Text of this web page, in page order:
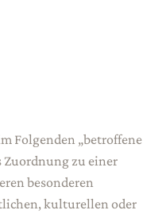
Folgenden „betroffene
Zuordnung zu einer
besonderen
kulturellen oder